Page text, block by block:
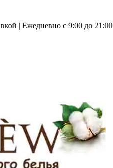
| Ежедневно с 9:00 до 21:00